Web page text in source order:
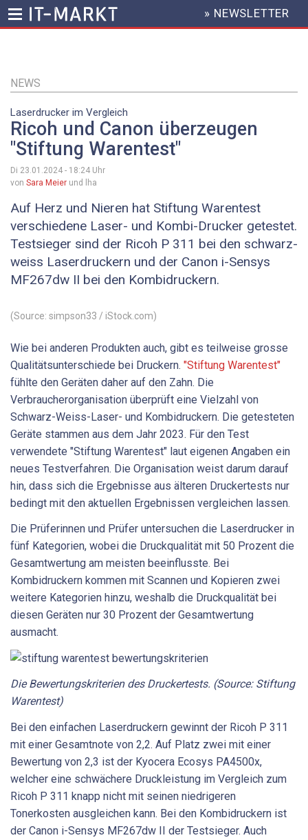
Inhalt
HEADER
MENU
» NEWSLETTER
NEWS
Laserdrucker im Vergleich
Ricoh und Canon überzeugen
"Stiftung Warentest"
Di 23.01.2024 - 18:24 Uhr
von Sara Meier und lha
Auf Herz und Nieren hat Stiftung Warentest
verschiedene Laser- und Kombi-Drucker getestet.
Testsieger sind der Ricoh P 311 bei den schwarz-
weiss Laserdruckern und der Canon i-Sensys
MF267dw II bei den Kombidruckern.
(Source: simpson33 / iStock.com)
Wie bei anderen Produkten auch, gibt es teilweise grosse
Qualitätsunterschiede bei Druckern. "Stiftung Warentest"
fühlte den Geräten daher auf den Zahn. Die
Verbraucherorganisation überprüft eine Vielzahl von
Schwarz-Weiss-Laser- und Kombidruckern. Die getesteten
Geräte stammen aus dem Jahr 2023. Für den Test
verwendete "Stiftung Warentest" laut eigenen Angaben ein
neues Testverfahren. Die Organisation weist darum darauf
hin, dass sich die Ergebnisse aus älteren Druckertests nur
bedingt mit den aktuellen Ergebnissen vergleichen lassen.
Die Prüferinnen und Prüfer untersuchen die Laserdrucker in
fünf Kategorien, wobei die Druckqualität mit 50 Prozent die
Gesamtwertung am meisten beeinflusste. Bei
Kombidruckern kommen mit Scannen und Kopieren zwei
weitere Kategorien hinzu, weshalb die Druckqualität bei
diesen Geräten nur 30 Prozent der Gesamtwertung
ausmacht.
Die Bewertungskriterien des Druckertests. (Source: Stiftung
Warentest)
Bei den einfachen Laserdruckern gewinnt der Ricoh P 311
mit einer Gesamtnote von 2,2. Auf Platz zwei mit einer
Bewertung von 2,3 ist der Kyocera Ecosys PA4500x,
welcher eine schwächere Druckleistung im Vergleich zum
Ricoh P 311 knapp nicht mit seinen niedrigeren
Tonerkosten ausgleichen kann. Bei den Kombidruckern ist
der Canon i-Sensys MF267dw II der Testsieger. Auch